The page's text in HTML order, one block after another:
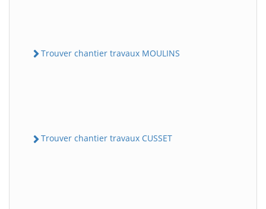
Trouver chantier travaux MOULINS
Trouver chantier travaux CUSSET